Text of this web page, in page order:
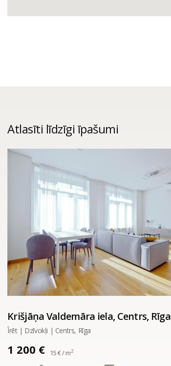
Atlasīti līdzīgi īpašumi
Krišjāņa Valdemāra iela, Centrs, Rīga
Īrēt | Dzīvokļi | Centrs, Rīga
1 200 € 15 € / m2